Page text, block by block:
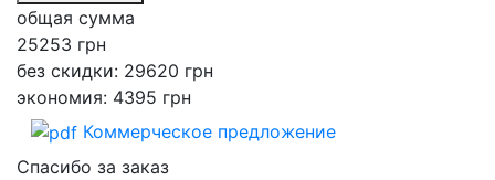
общая сумма
25253 грн
без скидки: 29620 грн
экономия: 4395 грн
Коммерческое предложение
Спасибо за заказ